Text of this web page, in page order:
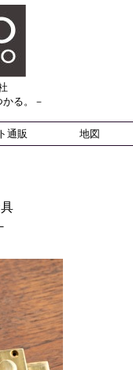
る。－
通販 地図